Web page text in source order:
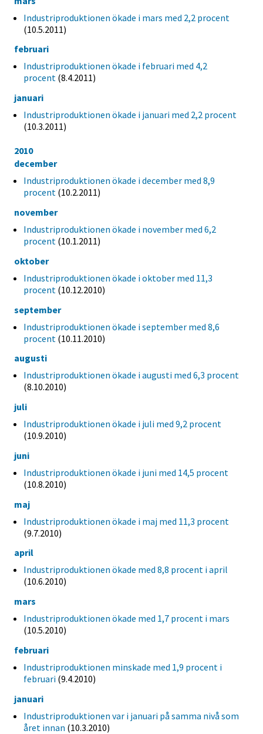
Industriproduktionen ökade i mars med 2,2 procent
(10.5.2011)
februari
Industriproduktionen ökade i februari med 4,2
procent (8.4.2011)
januari
Industriproduktionen ökade i januari med 2,2 procent
(10.3.2011)
2010
december
Industriproduktionen ökade i december med 8,9
procent (10.2.2011)
november
Industriproduktionen ökade i november med 6,2
procent (10.1.2011)
oktober
Industriproduktionen ökade i oktober med 11,3
procent (10.12.2010)
september
Industriproduktionen ökade i september med 8,6
procent (10.11.2010)
augusti
Industriproduktionen ökade i augusti med 6,3 procent
(8.10.2010)
juli
Industriproduktionen ökade i juli med 9,2 procent
(10.9.2010)
juni
Industriproduktionen ökade i juni med 14,5 procent
(10.8.2010)
maj
Industriproduktionen ökade i maj med 11,3 procent
(9.7.2010)
april
Industriproduktionen ökade med 8,8 procent i april
(10.6.2010)
mars
Industriproduktionen ökade med 1,7 procent i mars
(10.5.2010)
februari
Industriproduktionen minskade med 1,9 procent i
februari (9.4.2010)
januari
Industriproduktionen var i januari på samma nivå som
året innan (10.3.2010)